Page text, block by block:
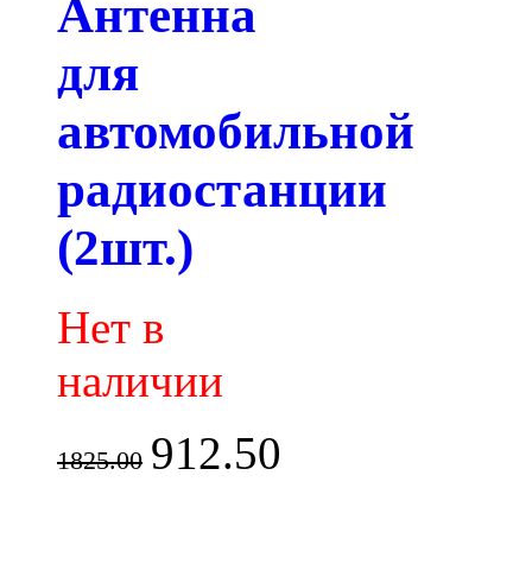
Антенна
для
автомобильной
радиостанции
(2шт.)
Нет в
наличии
1825.00 912.50